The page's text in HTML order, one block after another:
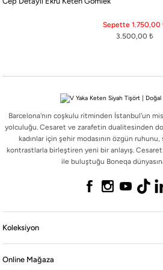
3.500,00 ₺
Sepette 1.750,00
Barcelona'nın coşkulu ritminden İstanbul'un
yolculuğu. Cesaret ve zarafetin dualitesinden
kadınlar için şehir modasının özgün
kontrastlarla birleştiren yeni bir anlayış.
ile buluştuğu Boneqa
Koleksiyon
Online Mağaza
Barcelona'nın coşkulu ritminden İstanbul'un
kadınlar için şehir modasının özgün ruhunu,
kontrastlarla birleştiren yeni bir anlayış.
Koleksiyon
Online Mağaza
Yasal